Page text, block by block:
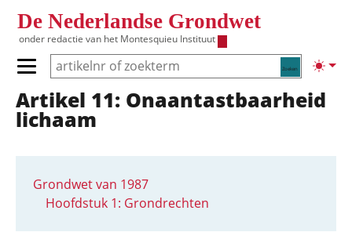
De Nederlandse Grondwet
onder redactie van het Montesquieu Instituut
Zoeken
Primair menu tonen/verbergen
Hoofdnavigatie
Artikel 11: Onaantastbaarheid
lichaam
Grondwet van 1987
Hoofdstuk 1: Grondrechten